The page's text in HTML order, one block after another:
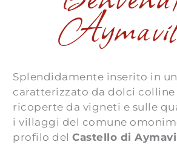
Splendidamente inserito in
caratterizzato da dolci
ricoperte da vigneti e sulle
i villaggi del comune
profilo delCastello di